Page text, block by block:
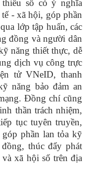
số có ý nghĩa
- xã hội, góp phần
lớp tập huấn, các
đồng và người dân
năng thiết thực, dễ
dịch vụ công trực
tử VNeID, thanh
năng bảo đảm an
Đồng chí cũng
thần trách nhiệm,
tục tuyên truyền,
phần lan tỏa kỹ
thúc đẩy phát
xã hội số trên địa